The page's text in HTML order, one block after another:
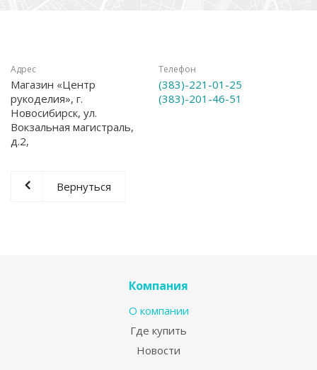
Адрес
Магазин «Центр
рукоделия», г.
Новосибирск, ул.
Вокзальная магистраль,
д.2,
Телефон
(383)-221-01-25
(383)-201-46-51
Вернуться
Компания
О компании
Где купить
Новости